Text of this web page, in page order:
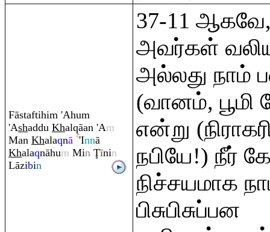
Fāstaftihim 'Ahum
'Ashaddu Khalqāan 'Am
Man Khalaqnā 'Innā
Khalaqnāhum Min Ţīnin
Lāzibin
37-11
அவர்கள்
அல்லது நாம்
(வானம்,
என்று
நபியே!) நீர்
நிச்சயமாக
பிசுபிசுப்பன